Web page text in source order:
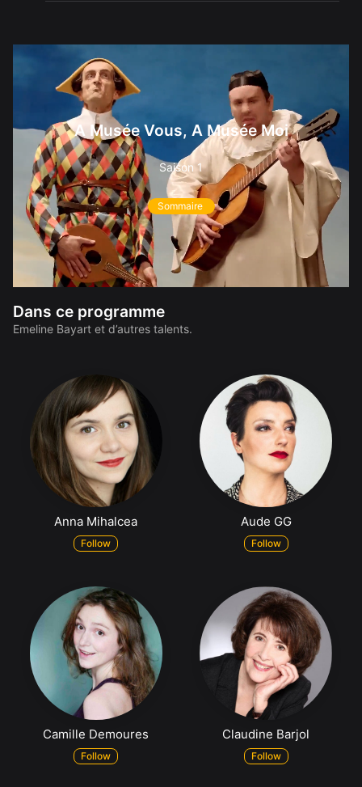
A Musée Vous, AMusée Moi
Saison 1
Sommaire
Dans ce programme
Emeline Bayart et d’autres talents.
Anna Mihalcea
Follow
Aude GG
Follow
Camille Demoures
Follow
Claudine Barjol
Follow